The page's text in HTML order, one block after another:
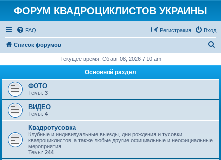
ФОРУМ КВАДРОЦИКЛИСТОВ УКРАИНЫ
FAQ Вход
Регистрация
Список форумов
с
Текущее время: Сб авг 08, 2026 7:10 am
Основной раздел
ФОТО
Темы: 3
ВИДЕО
Темы: 4
Квадротусовка
Клубные и индивидуальные выезды, дни рождения и тусовки
квадроциклистов, а также любые другие официальные и неофициальные
мероприятия.
Темы: 244